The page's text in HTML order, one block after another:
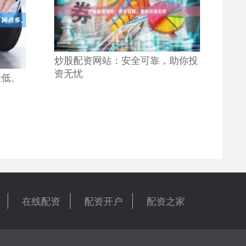
、
炒股配资网站：安全可靠，助你投
资无忧
在线配资 配资开户 配资之家